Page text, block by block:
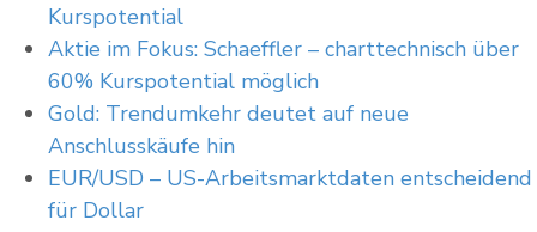
Kurspotential
Aktie im Fokus: Schaeffler – charttechnisch über
60% Kurspotential möglich
Gold: Trendumkehr deutet auf neue
Anschlusskäufe hin
EUR/USD – US-Arbeitsmarktdaten entscheidend
für Dollar